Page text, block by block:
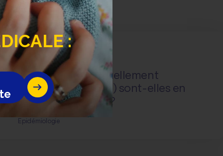
Les infections sexuellement
transmissibles (IST) sont-elles en
hausse en France ?
Actualité Questions de santé
Epidémiologie
: